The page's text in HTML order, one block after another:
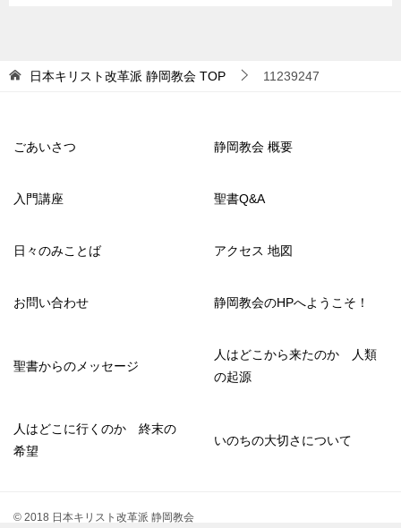
日本キリスト改革派 静岡教会 TOP 11239247
ごあいさつ 静岡教会 概要
入門講座 聖書Q&A
日々のみことば アクセス 地図
お問い合わせ 静岡教会のHPへようこそ！
聖書からのメッセージ
人はどこから来たのか 人類
の起源
人はどこに行くのか 終末の
希望
いのちの大切さについて
© 2018 日本キリスト改革派 静岡教会